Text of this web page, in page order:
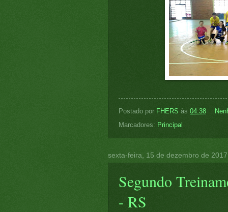
Postado por FHERS às 04:38
Marcadores: Principal
sexta-feira, 15 de dezembro de 2017
Segundo
- RS